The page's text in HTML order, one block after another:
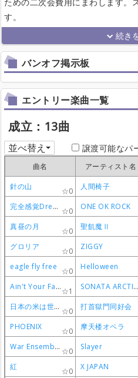
す。
バンオフ掲示板
エントリー楽曲一覧
成立：13曲
並べ替え 譲渡可能なパ
曲名 アーティスト名
針の山
0 人間椅子
完全感覚Dreamer
0 ONE OK ROCK
真昼の月
0 聖飢魔Ⅱ
グロリア
0 ZIGGY
eagle fly free
0 Helloween
Ain't Your Fairytale
1 SONATA ARCTICA
日本の米は世界一
0 打首獄門同好会
PHOENIX
0 摩天楼オペラ
War Ensemble
0 Slayer
紅
0 X JAPAN
曲名 アーティスト名
針の山
0 人間椅子
完全感覚Dreamer
0 ONE OK ROCK
真昼の月
0 聖飢魔Ⅱ
グロリア
0 ZIGGY
eagle fly free
0 Helloween
Ain't Your Fairytale
1 SONATA ARCTICA
日本の米は世界一
0 打首獄門同好会
PHOENIX
0 摩天楼オペラ
War Ensemble
0 Slayer
紅
0 X JAPAN
曲名 アーティスト名
針の山
0 人間椅子
完全感覚Dreamer
0 ONE OK ROCK
真昼の月
0 聖飢魔Ⅱ
グロリア
0 ZIGGY
eagle fly free
0 Helloween
Ain't Your Fairytale
1 SONATA ARCTICA
日本の米は世界一
0 打首獄門同好会
PHOENIX
0 摩天楼オペラ
War Ensemble
0 Slayer
紅
0 X JAPAN
曲名 アーティスト名
針の山
0 人間椅子
完全感覚Dreamer
0 ONE OK ROCK
真昼の月
0 聖飢魔Ⅱ
グロリア
0 ZIGGY
eagle fly free
0 Helloween
Ain't Your Fairytale
1 SONATA ARCTICA
日本の米は世界一
0 打首獄門同好会
PHOENIX
0 摩天楼オペラ
War Ensemble
0 Slayer
紅
0 X JAPAN